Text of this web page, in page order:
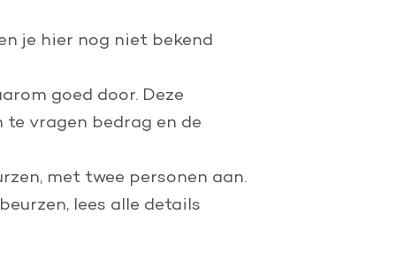
je hier nog niet bekend
goed door. Deze
vragen bedrag en de
met twee personen aan.
lees alle details